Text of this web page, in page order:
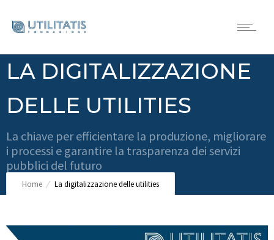
LA DIGITALIZZAZIONE
DELLE UTILITIES
La chiave per efficientare la produzione, migliorare
i processi e garantire la trasparenza dei servizi
pubblici del futuro
Home La digitalizzazione delle utilities